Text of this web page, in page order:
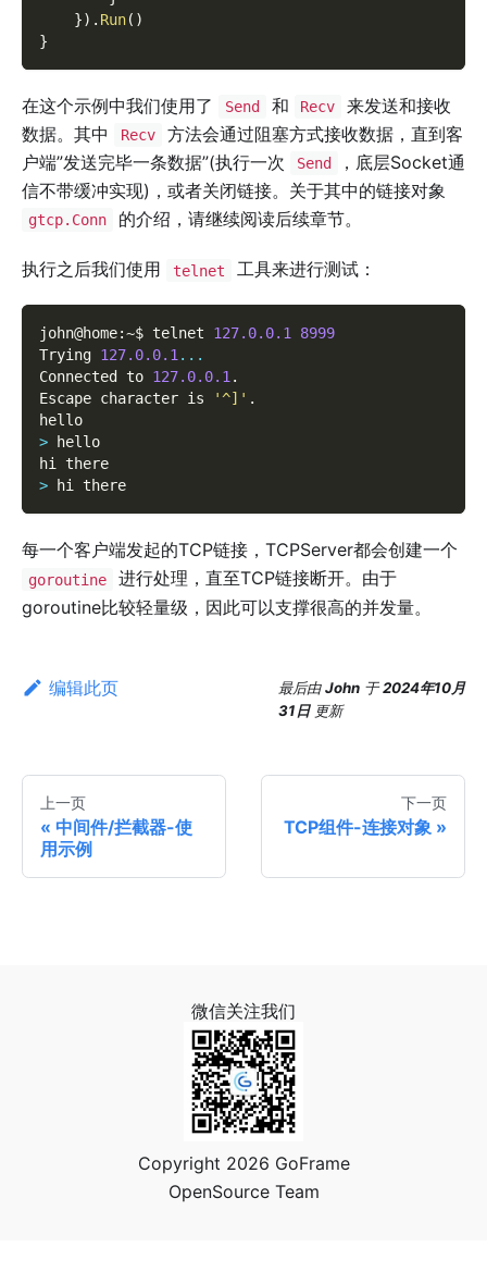
}) . Run( )
}
在这个示例中我们使用了 Send 和 Recv
来发送和接收
数据。其中
Recv
方法会通过阻塞方式接收数据，直到客
户端”发送完毕一条数据”(执行一次
Send
，底层Socket通
信不带缓冲实现)，或者关闭链接。关于其中的链接对象
gtcp.Conn 的介绍，请继续阅读后续章节。
执行之后我们使用 telnet 工具来进行测试：
john@home:~$ telnet 127.0.0.1 8999
Trying 127.0.0.1...
Connected to 127.0.0.1.
Escape character is
'^]' .
hello
> hello
hi there
> hi there
每一个客户端发起的TCP链接，TCPServer都会创建一个
goroutine
进行处理，直至TCP链接断开。由于
goroutine比较轻量级，因此可以支撑很高的并发量。
编辑此页 最后由John 于2024年10月
31日 更新
上一页
中间件/拦截器-使
用示例
下一页
TCP组件-连接对象
微信关注我们
Copyright 2026 GoFrame
OpenSource Team